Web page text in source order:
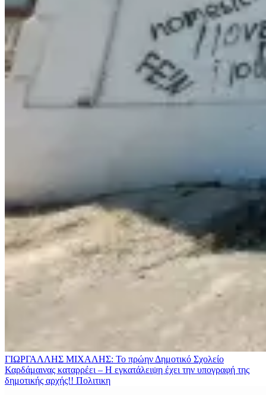
ΓΙΩΡΓΑΛΛΗΣ ΜΙΧΑΛΗΣ: Το πρώην Δημοτικό Σχολείο
Καρδάμαινας καταρρέει – Η εγκατάλειψη έχει την υπογραφή της
δημοτικής αρχής!! Πολιτικη